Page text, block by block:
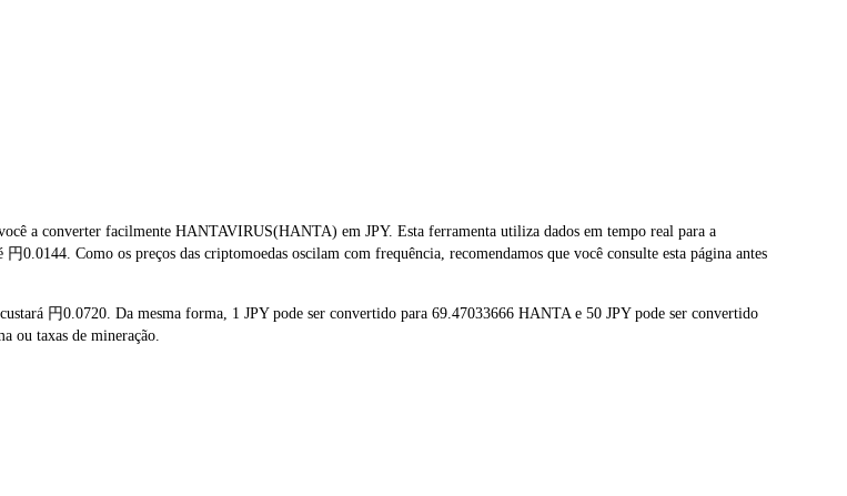
a converter facilmente HANTAVIRUS(HANTA) em JPY. Esta ferramenta utiliza dados em tempo real para a
0.0144. Como os preços das criptomoedas oscilam com frequência, recomendamos que você consulte esta página antes
円0.0720. Da mesma forma, 1 JPY pode ser convertido para 69.47033666 HANTA e 50 JPY pode ser convertido
ou taxas de mineração.